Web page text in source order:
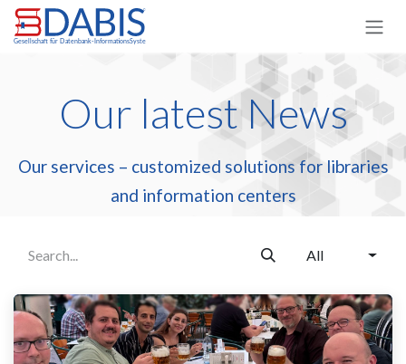
Skip to Content
Our latest News
Our services – customized solutions for libraries
and information centers
All